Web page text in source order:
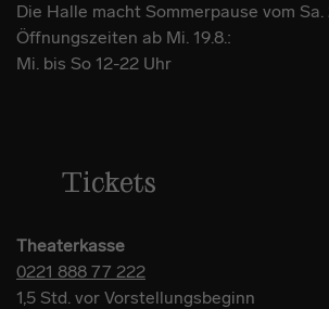
Die Halle macht Sommerpause vom Sa.
Öffnungszeiten ab Mi. 19.8.:
Mi. bis So 12-22 Uhr
Tickets
Theaterkasse
0221 888 77 222
1,5 Std. vor Vorstellungsbeginn